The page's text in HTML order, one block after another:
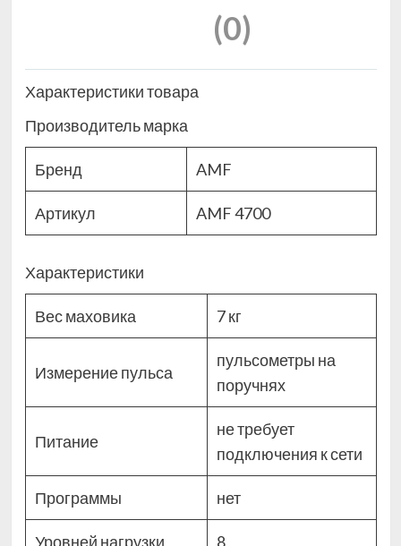
(0)
Характеристики товара
Производитель марка
Бренд AMF
Артикул AMF 4700
Характеристики
Вес маховика 7 кг
Измерение пульса
пульсометры на
поручнях
Питание
не требует
подключения к сети
Программы нет
Уровней нагрузки 8